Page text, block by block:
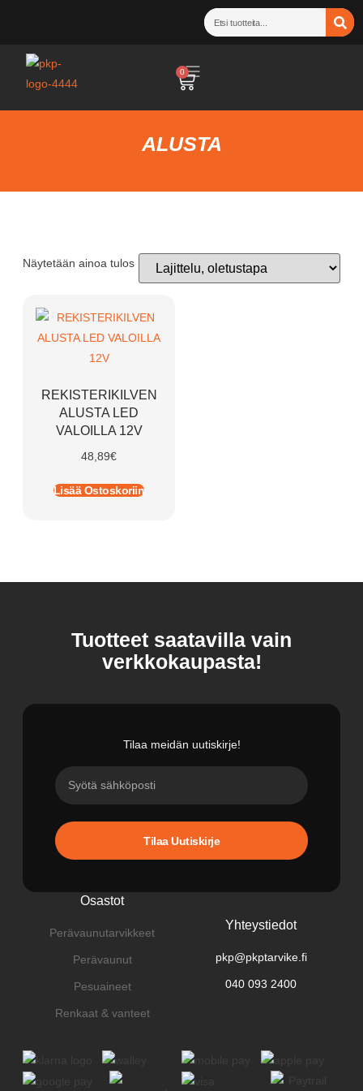
0
ALUSTA
Näytetään ainoa tulos
REKISTERIKILVEN
ALUSTA LED
VALOILLA 12V
48,89€
Lisää Ostoskoriin
Tuotteet saatavilla vain
verkkokaupasta!
Tilaa meidän uutiskirje!
Tilaa Uutiskirje
Osastot
Perävaunutarvikkeet
Perävaunut
Pesuaineet
Renkaat & vanteet
Yhteystiedot
pkp@pkptarvike.fi
040 093 2400